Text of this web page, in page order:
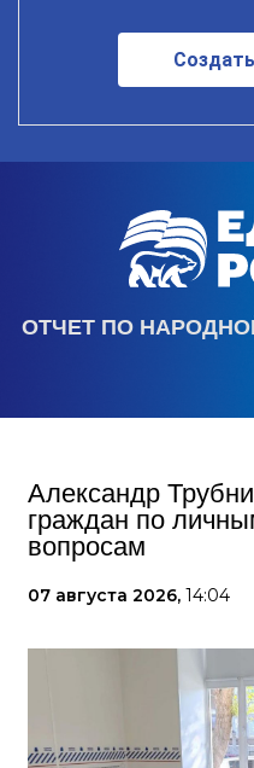
ОТЧЕТ ПО
Александр
граждан по
вопросам
07 августа 2026, 14:04